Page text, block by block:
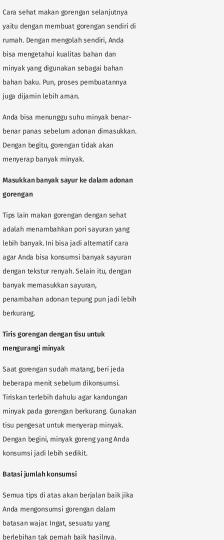
Cara sehat makan gorengan selanjutnya
yaitu dengan membuat gorengan sendiri di
rumah. Dengan mengolah sendiri, Anda
bisa mengetahui kualitas bahan dan
minyak yang digunakan sebagai bahan
bahan baku. Pun, proses pembuatannya
juga dijamin lebih aman.
Anda bisa menunggu suhu minyak benar-
benar panas sebelum adonan dimasukkan.
Dengan begitu, gorengan tidak akan
menyerap banyak minyak.
Masukkan banyak sayur ke dalam adonan
gorengan
Tips lain makan gorengan dengan sehat
adalah menambahkan pori sayuran yang
lebih banyak. Ini bisa jadi alternatif cara
agar Anda bisa konsumsi banyak sayuran
dengan tekstur renyah. Selain itu, dengan
banyak memasukkan sayuran,
penambahan adonan tepung pun jadi lebih
berkurang.
Tiris gorengan dengan tisu untuk
mengurangi minyak
Saat gorengan sudah matang, beri jeda
beberapa menit sebelum dikonsumsi.
Tiriskan terlebih dahulu agar kandungan
minyak pada gorengan berkurang. Gunakan
tisu pengesat untuk menyerap minyak.
Dengan begini, minyak goreng yang Anda
konsumsi jadi lebih sedikit.
Batasi jumlah konsumsi
Semua tips di atas akan berjalan baik jika
Anda mengonsumsi gorengan dalam
batasan wajar. Ingat, sesuatu yang
berlebihan tak pernah baik hasilnya.